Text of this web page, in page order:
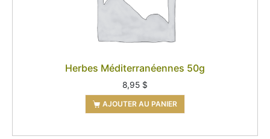
Herbes Méditerranéennes 50g
8,95 $
AJOUTER AU PANIER